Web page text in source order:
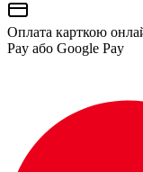
Оплата карткою
Pay або Google Pay